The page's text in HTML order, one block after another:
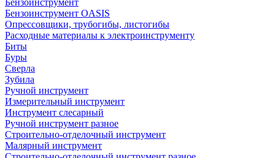
Бензоинструмент
Бензоинструмент OASIS
Опрессовщики, трубогибы, листогибы
Расходные материалы к электроинструменту
Биты
Буры
Сверла
Зубила
Ручной инструмент
Измерительный инструмент
Инструмент слесарный
Ручной инструмент разное
Строительно-отделочный инструмент
Малярный инструмент